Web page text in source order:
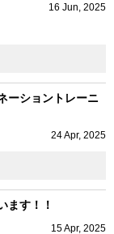
16 Jun 2025
ーショントレーニ
24Apr, 2025
ます！！
15Apr, 2025